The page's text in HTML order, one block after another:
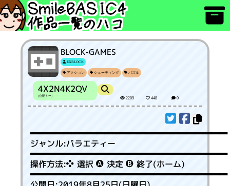
BLOCK-GAMES
EXBLOCK
アクション シューティング パズル
4X2N4K2QV
(公開キー) 2209 448 0

ジャンル:バラエティー

操作方法: 選択  決定  終了(ホーム)

公開日:2019年8月25日(日曜日)